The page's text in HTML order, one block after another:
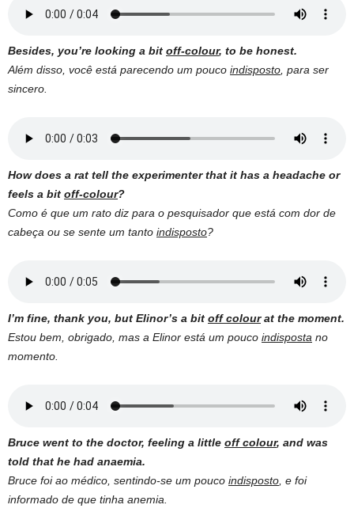
Besides, you’re looking a bit off-colour, to be honest.
Além disso, você está parecendo um pouco indisposto , para ser
sincero.
How does a rat tell the experimenter that it has a headache or
feels a bit off-colour?
Como é que um rato diz para o pesquisador que está com dor de
cabeça ou se sente um tanto indisposto?
I’m fine, thank you, but Elinor’s a bit off colourat the moment.
Estou bem, obrigado, mas a Elinor está um pouco indisposta no
momento.
Bruce went to the doctor, feeling a little off colour, and was
told that he had anaemia.
Bruce foi ao médico, sentindo-se um pouco indisposto , e foi
informado de que tinha anemia.